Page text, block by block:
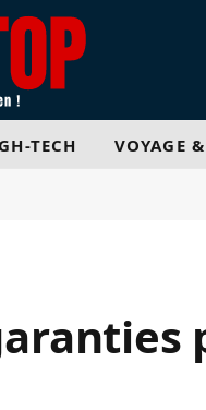
TECH VOYAGE